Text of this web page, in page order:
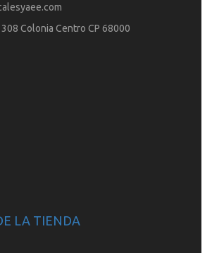
Colonia Centro CP 68000
LA TIENDA